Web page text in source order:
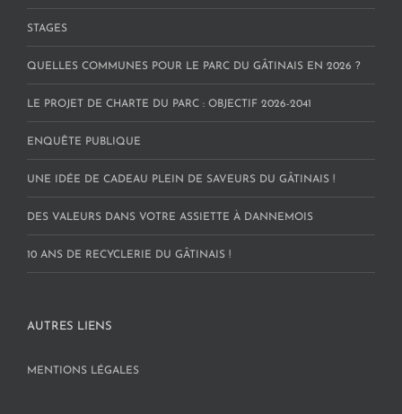
STAGES
QUELLES COMMUNES POUR LE PARC DU GÂTINAIS EN 2026 ?
LE PROJET DE CHARTE DU PARC : OBJECTIF 2026-2041
ENQUÊTE PUBLIQUE
UNE IDÉE DE CADEAU PLEIN DE SAVEURS DU GÂTINAIS !
DES VALEURS DANS VOTRE ASSIETTE À DANNEMOIS
10 ANS DE RECYCLERIE DU GÂTINAIS !
AUTRES LIENS
MENTIONS LÉGALES